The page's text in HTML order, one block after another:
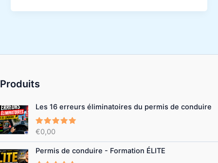
Produits
Les 16 erreurs éliminatoires du permis de conduire
Note
sur 5
€0,00
Permis de conduire - Formation ÉLITE